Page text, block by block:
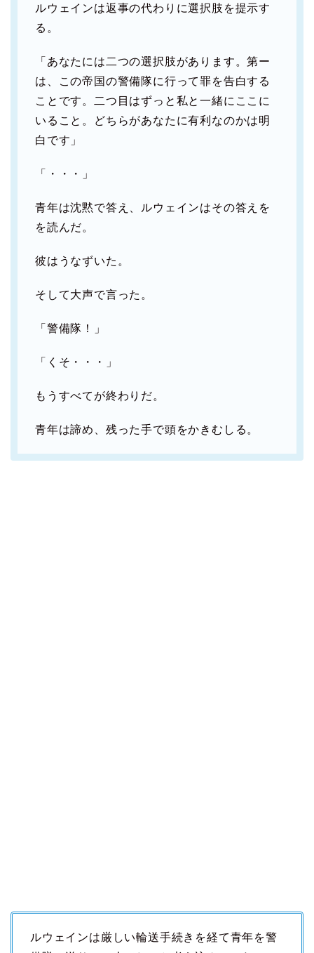
ルウェインは返事の代わりに選択肢を提示す
る。
「あなたには二つの選択肢があります。第ー
は、この帝国の警備隊に行って罪を告白する
ことです。二つ目はずっと私と一緒にここに
いること。どちらがあなたに有利なのかは明
白です」
「・・・」
青年は沈黙で答え、ルウェインはその答えを
を読んだ。
彼はうなずいた。
そして大声で言った。
「警備隊！」
「くそ・・・」
もうすべてが終わりだ。
青年は諦め、残った手で頭をかきむしる。
ルウェインは厳しい輪送手続きを経て青年を警